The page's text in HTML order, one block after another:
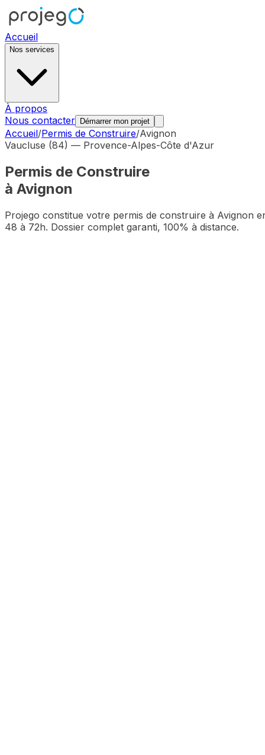
Accueil
Nos services
À propos
Nous contacter
Démarrer mon projet
Accueil/Permis de Construire/Avignon
Vaucluse (84) — Provence-Alpes-Côte d'Azur
Permis de Construire
à Avignon
Projego constitue votre permis de construire à Avignon
48 à 72h. Dossier complet garanti, 100% à distance.